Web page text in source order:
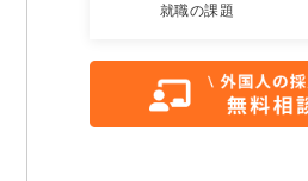
就職の課題